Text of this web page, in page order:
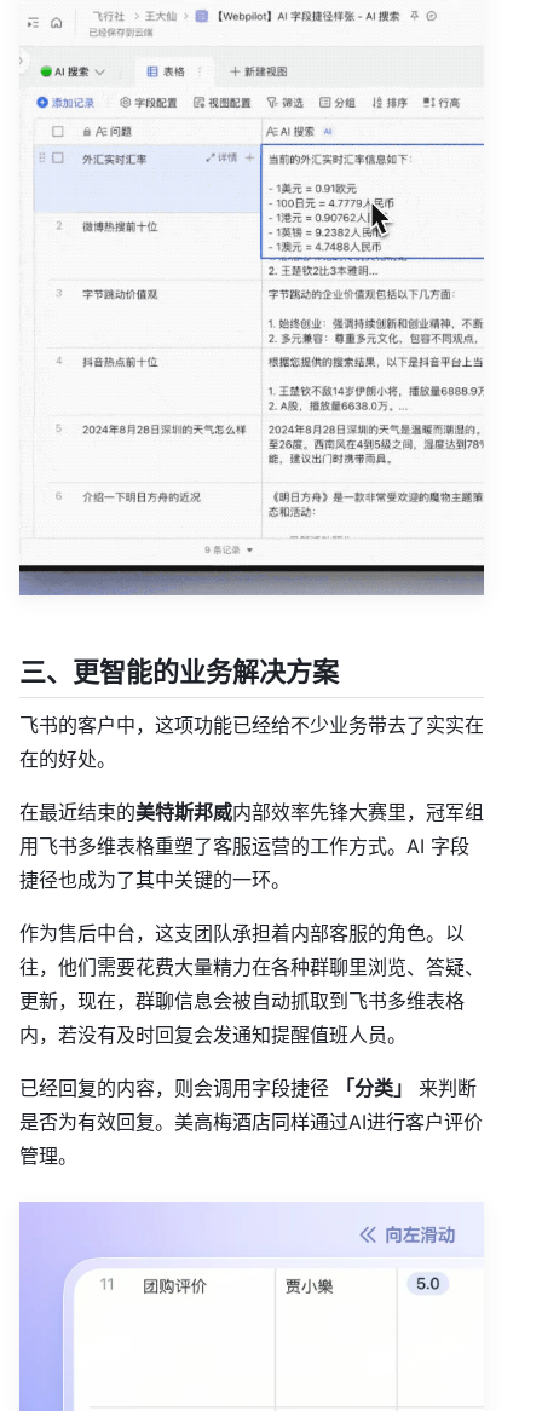
三、更智能的业务解决方案
飞书的客户中，这项功能已经给不少业务带去了实实在
在的好处。
在最近结束的美特斯邦威内部效率先锋大赛里，冠军组
用飞书多维表格重塑了客服运营的工作方式。AI 字段
捷径也成为了其中关键的一环。
作为售后中台，这支团队承担着内部客服的角色。以
往，他们需要花费大量精力在各种群聊里浏览、答疑、
更新，现在，群聊信息会被自动抓取到飞书多维表格
内，若没有及时回复会发通知提醒值班人员。
已经回复的内容，则会调用字段捷径 「分类」
来判断
是否为有效回复。美高梅酒店同样通过AI进行客户评价
管理。